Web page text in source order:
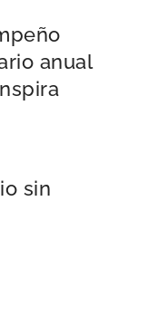
anual
sin